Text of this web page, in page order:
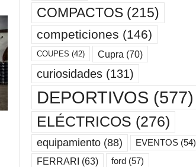
COMPACTOS(215)
competiciones (146)
COUPES (42) Cupra (70)
curiosidades(131)
DEPORTIVOS (577)
ELÉCTRICOS (276)
equipamiento(88) EVENTOS(54)
FERRARI (63) ford(57)